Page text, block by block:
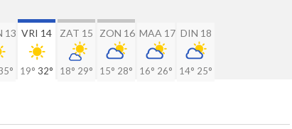
13 VRI 14
19° 32°
ZAT 15
18° 29°
ZON 16
15° 28°
MAA 17
16° 26°
DIN 18
14° 25°